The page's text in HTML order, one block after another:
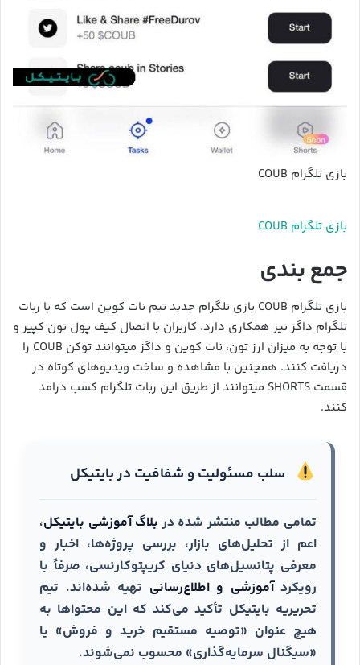
بازی تلگرام COUB
بازی تلگرام COUB
جمع بندی
بازی تلگرام COUB بازی تلگرام جدید تیم نات کوین است که با ربات
تلگرام داگز نیز همکاری دارد. کاربران با اتصال کیف پول تون کپیر و
با توجه به میزان ارز تون، نات کوین و داگز میتوانند توکن COUB را
دریافت کنند. همچنین با مشاهده و ساخت ویدیوهای کوتاه در
قسمت SHORTS میتوانند از طریق این ربات تلگرام کسب درامد
کنند.
سلب مسئولیت و شفافیت در بایتیکل
تمامی مطالب منتشر شده در بلاگ آموزشی بایتیکل،
اعم از تحلیل‌های بازار، بررسی پروژه‌ها، اخبار و
معرفی پتانسیل‌های دنیای کریپتوکارنسی، صرفاً با
رویکردآموزشی و اطلاع‌رسانی تهیه شده‌اند. تیم
تحریریه بایتیکل تأکید می‌کند که این محتواها به
هیچ عنوان «توصیه مستقیم خرید و فروش» یا
«سیگنال سرمایه‌گذاری» محسوب نمی‌شوند.